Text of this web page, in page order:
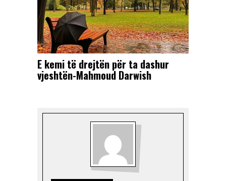
E kemi të drejtën për ta dashur
vjeshtën-Mahmoud Darwish